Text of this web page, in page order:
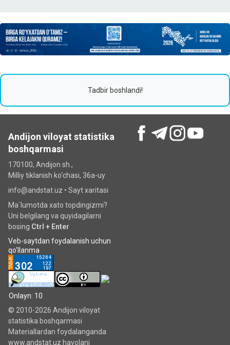
Tadbir boshlandi!
Andijon viloyat statistika
boshqarmasi
170100, Andijon sh.,
Milliy tiklanish ko‘chаsi, 36a-uy
info@andstat.uz • Sayt xaritasi
Ma`lumotda xato topdingizmi?
Uni belgilang va quyidagilarni
bosing Ctrl + Enter
Veb-saytdan foydalanish uchun
qo'llanma
Onlayn: 10
© 2010-2026 Andijon viloyat
statistika boshqarmasi
Materiallardan foydalanganda
www.andstat.uz havolani